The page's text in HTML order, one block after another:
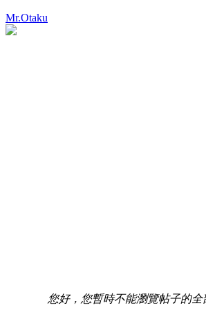
Mr.Otaku
您好，您暫時不能瀏覽帖子的